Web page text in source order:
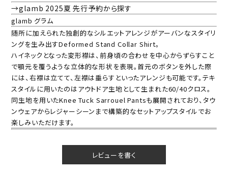
→glamb 2025夏 先行予約から探す
glamb グラム
随所に加えられた独創的なシルエットアレンジがアーバンなスタイリ
ングを生み出すDeformed Stand Collar Shirt。
ハイネックとなった変形襟は、前身頃の合わせを中心からずらすこと
で顎元を覆うような立体的な形状を表現。首元のボタンを外した際
には、右襟は立てて、左襟は垂らすといったアレンジも可能です。テキ
スタイルに用いたのはアウトドア生地として生まれた60/40クロス。
同生地を用いたKnee Tuck Sarrouel Pantsも展開されており、タウ
ンウェアからレジャーシーンまで構築的なセットアップスタイルでお
楽しみいただけます。
レビューを書く